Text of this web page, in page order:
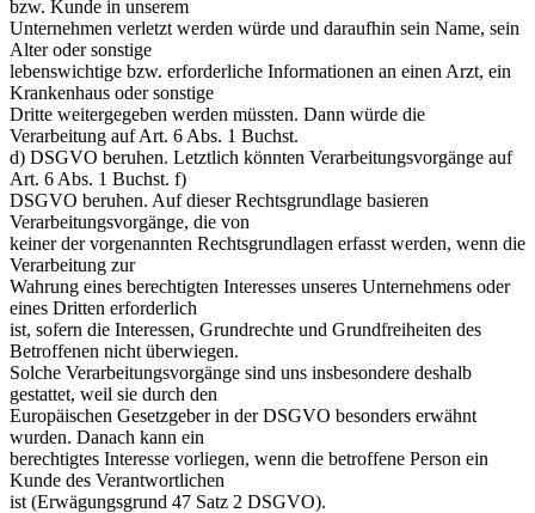
bzw. Kunde in unserem
Unternehmen verletzt werden würde und daraufhin sein Name, sein
Alter oder sonstige
lebenswichtige bzw. erforderliche Informationen an einen Arzt, ein
Krankenhaus oder sonstige
Dritte weitergegeben werden müssten. Dann würde die
Verarbeitung auf Art. 6 Abs. 1 Buchst.
d) DSGVO beruhen. Letztlich könnten Verarbeitungsvorgänge auf
Art. 6 Abs. 1 Buchst. f)
DSGVO beruhen. Auf dieser Rechtsgrundlage basieren
Verarbeitungsvorgänge, die von
keiner der vorgenannten Rechtsgrundlagen erfasst werden, wenn die
Verarbeitung zur
Wahrung eines berechtigten Interesses unseres Unternehmens oder
eines Dritten erforderlich
ist, sofern die Interessen, Grundrechte und Grundfreiheiten des
Betroffenen nicht überwiegen.
Solche Verarbeitungsvorgänge sind uns insbesondere deshalb
gestattet, weil sie durch den
Europäischen Gesetzgeber in der DSGVO besonders erwähnt
wurden. Danach kann ein
berechtigtes Interesse vorliegen, wenn die betroffene Person ein
Kunde des Verantwortlichen
ist (Erwägungsgrund 47 Satz 2 DSGVO).